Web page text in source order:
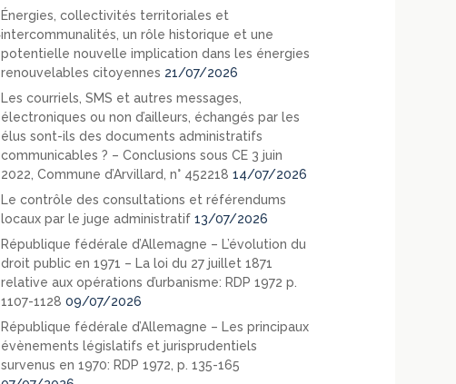
Énergies, collectivités territoriales et
intercommunalités, un rôle historique et une
potentielle nouvelle implication dans les énergies
renouvelables citoyennes 21/07/2026
Les courriels, SMS et autres messages,
électroniques ou non d’ailleurs, échangés par les
élus sont-ils des documents administratifs
communicables ? – Conclusions sous CE 3 juin
2022, Commune d’Arvillard, n° 452218 14/07/2026
Le contrôle des consultations et référendums
locaux par le juge administratif 13/07/2026
République fédérale d’Allemagne – L’évolution du
droit public en 1971 – La loi du 27 juillet 1871
relative aux opérations d’urbanisme: RDP 1972 p.
1107-1128 09/07/2026
République fédérale d’Allemagne – Les principaux
évènements législatifs et jurisprudentiels
survenus en 1970: RDP 1972, p. 135-165